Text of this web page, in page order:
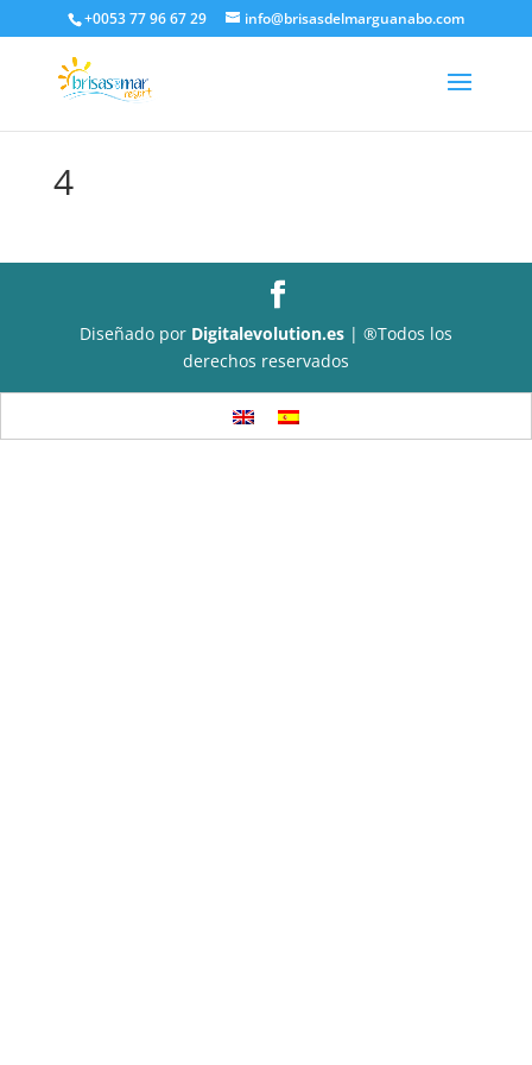
+0053 77 96 67 29 info@brisasdelmarguanabo.com
4
Diseñado por Digitalevolution.es| ®Todos los
derechos reservados